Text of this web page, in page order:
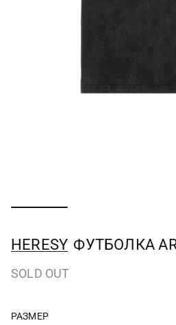
HERESY ФУТБОЛКА
SOLD OUT
РАЗМЕР